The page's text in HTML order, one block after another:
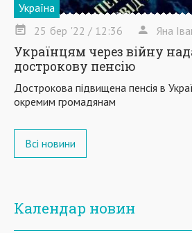
Україна
25 бер '22 / 12:36 Яна
Українцям через війну
дострокову пенсію
Дострокова підвищена пенсія в
окремим громадянам
Всі новини
Календар новин